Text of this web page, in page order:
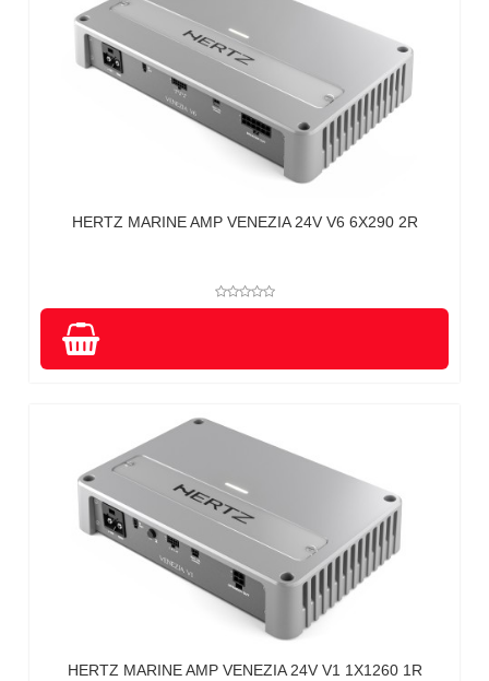
HERTZ MARINE AMP VENEZIA 24V V6 6X290 2R
HERTZ MARINE AMP VENEZIA 24V V1 1X1260 1R